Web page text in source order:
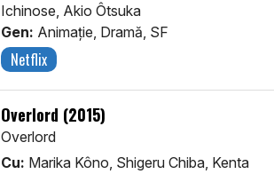
Ichinose, Akio Ôtsuka
Gen: Animaţie, Dramă, SF
Netflix
Overlord (2015)
Overlord
Cu: Marika Kôno, Shigeru Chiba, Kenta